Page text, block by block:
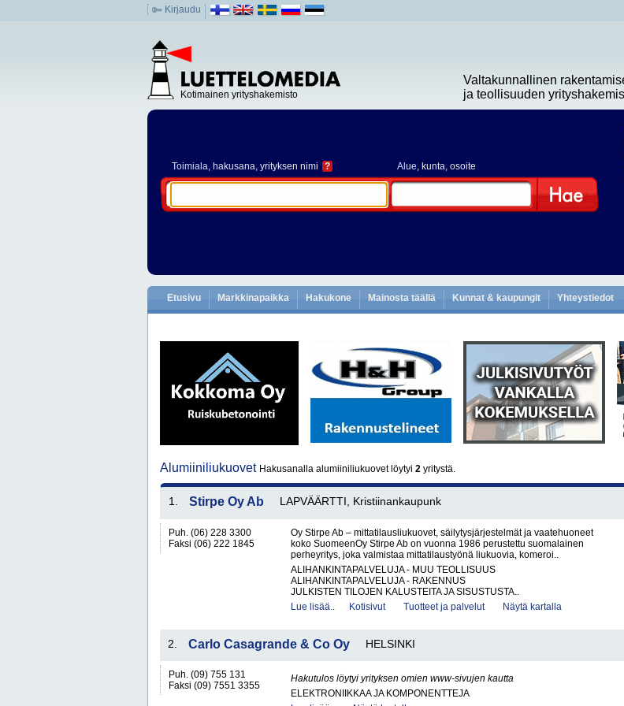
Kirjaudu
Kotimainen yrityshakemisto
Valtakunnallinen
ja teollisuuden
Toimiala, hakusana, yrityksen nimi ? Alue, kunta, osoite
Etusivu Markkinapaikka Hakukone Mainosta täällä Kunnat & kaupungit Yhteystiedot
Alumiiniliukuovet Hakusanalla alumiiniliukuovet löytyi 2 yritystä.
1. Stirpe Oy Ab LAPVÄÄRTTI, Kristiinankaupunk
Puh. (06) 228 3300
Faksi (06) 222 1845
Oy Stirpe Ab – mittatilausliukuovet, säilytysjärjestelmät ja vaatehuoneet
koko SuomeenOy Stirpe Ab on vuonna 1986 perustettu suomalainen
perheyritys, joka valmistaa mittatilaustyönä liukuovia, komeroi..
ALIHANKINTAPALVELUJA - MUU TEOLLISUUS
ALIHANKINTAPALVELUJA - RAKENNUS
JULKISTEN TILOJEN KALUSTEITA JA SISUSTUSTA..
Lue lisää..
Kotisivut Tuotteet ja palvelut Näytä kartalla
2. Carlo Casagrande & Co Oy HELSINKI
Puh. (09) 755 131
Faksi (09) 7551 3355
Hakutulos löytyi yrityksen omien www-sivujen kautta
ELEKTRONIIKKAA JA KOMPONENTTEJA